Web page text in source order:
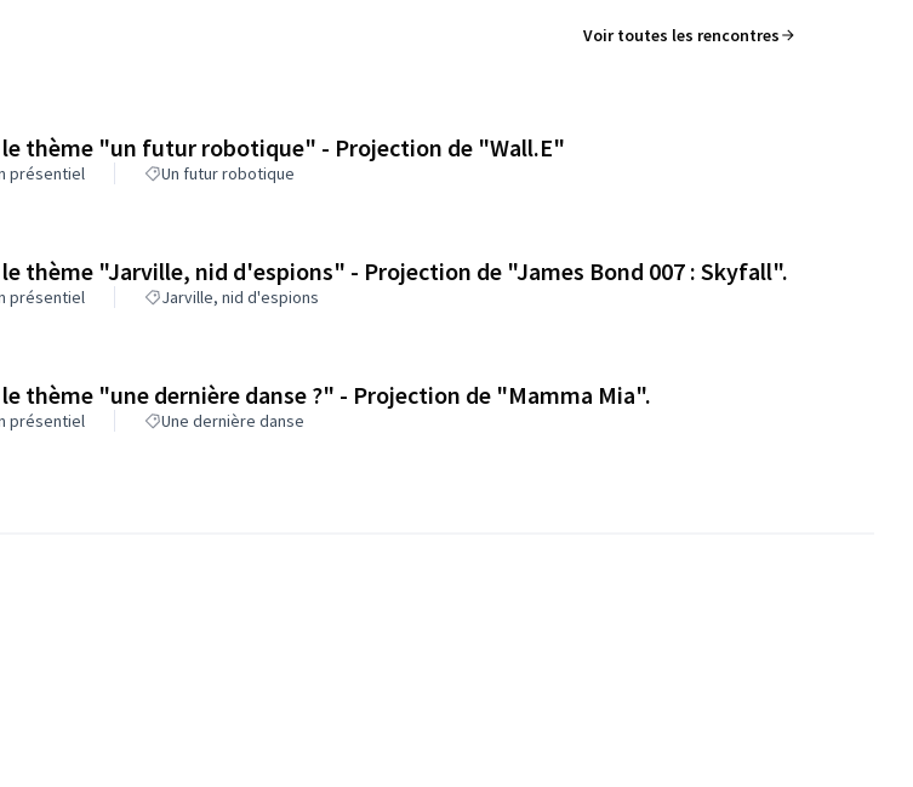
Voir toutes les rencontres
des points de carte. L'élément peut être utilisé avec un lecteur d'écran, mais il peut être difficile à
thème "un futur robotique" - Projection de "Wall.E"
présentiel Un futur robotique
thème "Jarville, nid d'espions" - Projection de "James Bond 007 : Skyfall".
présentiel Jarville, nid d'espions
thème "une dernière danse ?" - Projection de "Mamma Mia".
présentiel Une dernière danse